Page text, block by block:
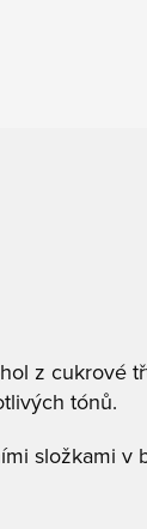
z cukrové
tónů.
složkami v